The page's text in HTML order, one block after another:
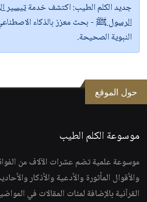
جديد الكلم الطيب:اكتشف خدمةتيسير
الرسول ﷺ - بحث معزز بالذكاء
النبوية الصحيحة.
حول الموقع
موسوعة الكلم الطيب
موسوعة علمية تضم عشرات الآلاف من
والأقوال المأثورة والأدعية والأذكار
القرآنية بالإضافة لمئات المقالات في